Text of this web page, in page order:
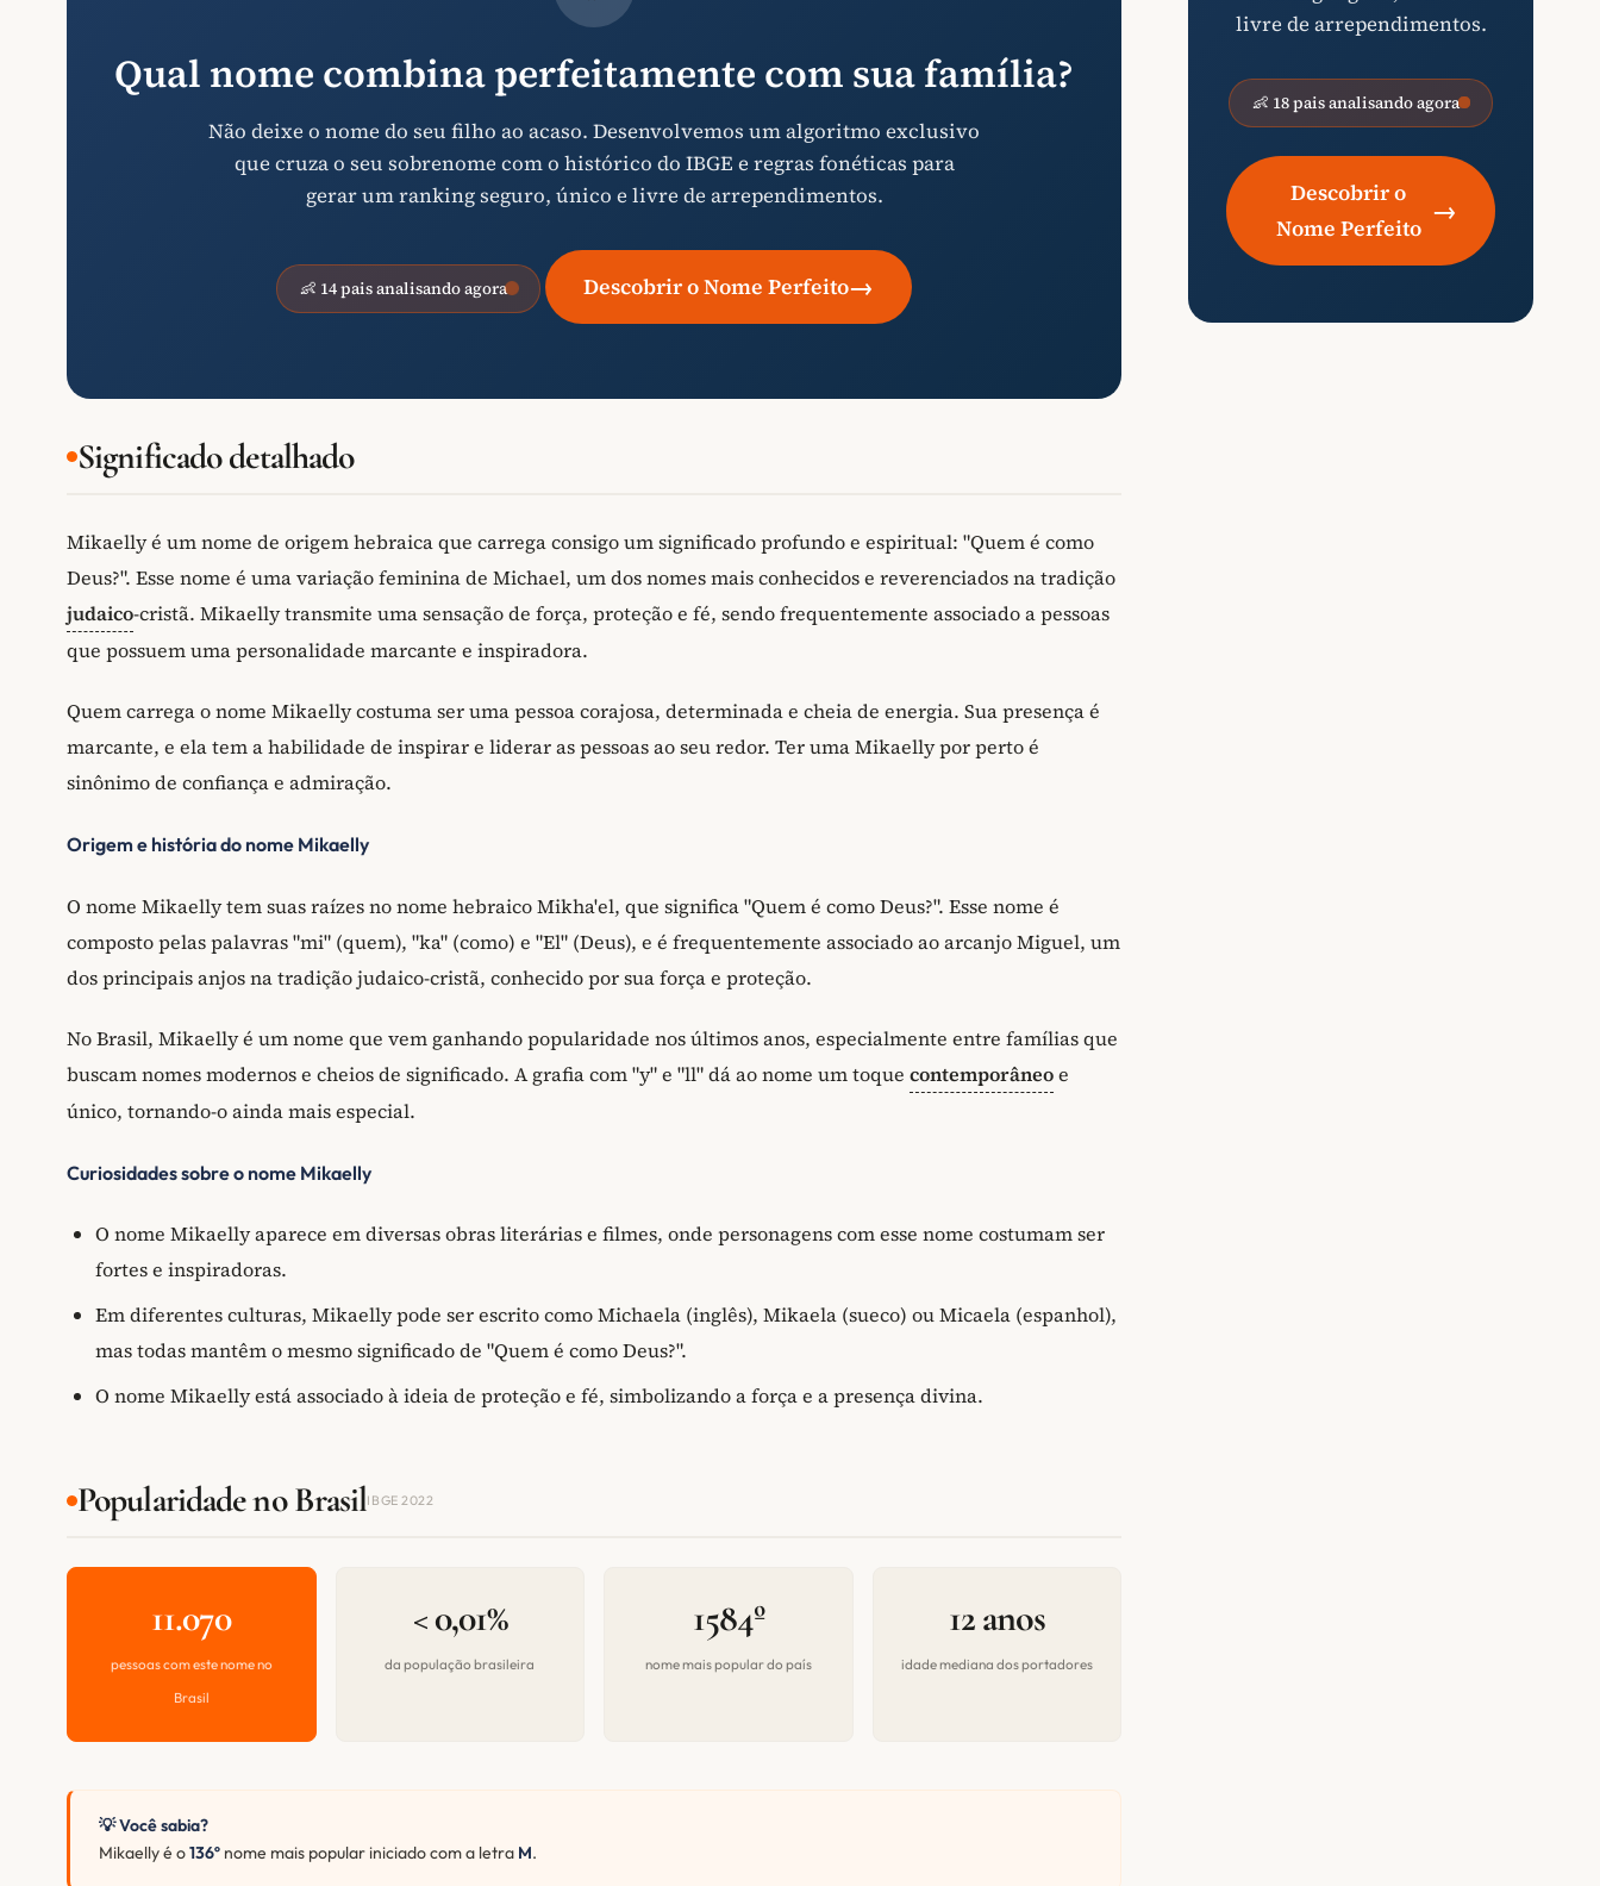
Qual nome combina perfeitamente com sua família?
Não deixe o nome do seu filho ao acaso. Desenvolvemos um algoritmo exclusivo
que cruza o seu sobrenome com o histórico do IBGE e regras fonéticas para
gerar um ranking seguro, único e livre de arrependimentos.
👶 14 pais analisando agora Descobrir o Nome Perfeito→
Significado detalhado
Mikaelly é um nome de origem hebraica que carrega consigo um significado profundo e espiritual: "Quem é como
Deus?". Esse nome é uma variação feminina de Michael, um dos nomes mais conhecidos e reverenciados na tradição
judaico-cristã. Mikaelly transmite uma sensação de força, proteção e fé, sendo frequentemente associado a pessoas
que possuem uma personalidade marcante e inspiradora.
Quem carrega o nome Mikaelly costuma ser uma pessoa corajosa, determinada e cheia de energia. Sua presença é
marcante, e ela tem a habilidade de inspirar e liderar as pessoas ao seu redor. Ter uma Mikaelly por perto é
sinônimo de confiança e admiração.
Origem e história do nome Mikaelly
O nome Mikaelly tem suas raízes no nome hebraico Mikha'el, que significa "Quem é como Deus?". Esse nome é
composto pelas palavras "mi" (quem), "ka" (como) e "El" (Deus), e é frequentemente associado ao arcanjo Miguel, um
dos principais anjos na tradição judaico-cristã, conhecido por sua força e proteção.
No Brasil, Mikaelly é um nome que vem ganhando popularidade nos últimos anos, especialmente entre famílias que
buscam nomes modernos e cheios de significado. A grafia com "y" e "ll" dá ao nome um toque contemporâneoe
único, tornando-o ainda mais especial.
Curiosidades sobre o nome Mikaelly
O nome Mikaelly aparece em diversas obras literárias e filmes, onde personagens com esse nome costumam ser
fortes e inspiradoras.
Em diferentes culturas, Mikaelly pode ser escrito como Michaela (inglês), Mikaela (sueco) ou Micaela (espanhol),
mas todas mantêm o mesmo significado de "Quem é como Deus?".
O nome Mikaelly está associado à ideia de proteção e fé, simbolizando a força e a presença divina.
Popularidade no BrasilIBGE 2022
11.070
pessoas com este nome no
Brasil
< 0,01%
da população brasileira
1584º
nome mais popular do país
12 anos
idade mediana dos portadores
💡 Você sabia?
Mikaelly é o136º nome mais popular iniciado com a letra M.
livre de arrependimentos.
👶 18 pais analisando agora
Descobrir o
Nome Perfeito
→